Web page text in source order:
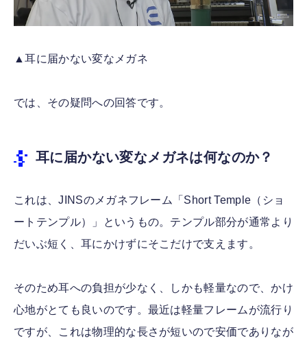
▲耳に届かない変なメガネ
では、その疑問への回答です。
耳に届かない変なメガネは何なのか？
これは、JINSのメガネフレーム「Short Temple（ショ
ートテンプル）」というもの。テンプル部分が通常より
だいぶ短く、耳にかけずにそこだけで支えます。
そのため耳への負担が少なく、しかも軽量なので、かけ
心地がとても良いのです。最近は軽量フレームが流行り
ですが、これは物理的な長さが短いので安価でありなが